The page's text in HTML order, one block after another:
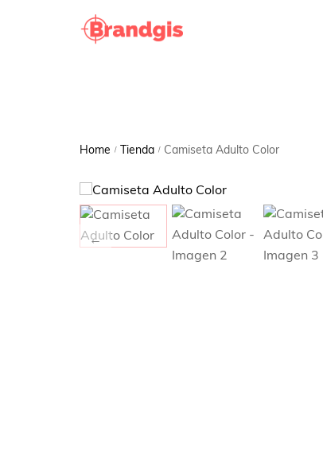
Home / Tienda / Camiseta Adulto Color